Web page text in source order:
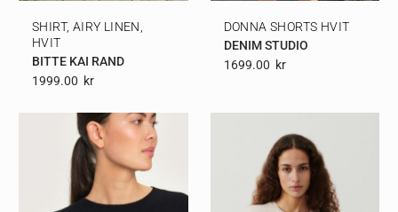
SHIRT, AIRY LINEN,
HVIT
BITTE KAI RAND
1999.00 Kr
DONNA SHORTS HVIT
DENIM STUDIO
1699.00 Kr